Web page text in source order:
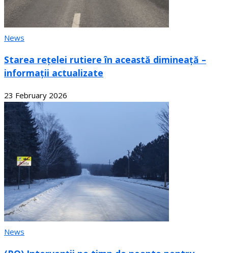
News
Starea rețelei rutiere în această dimineață –
informații actualizate
23 February 2026
News